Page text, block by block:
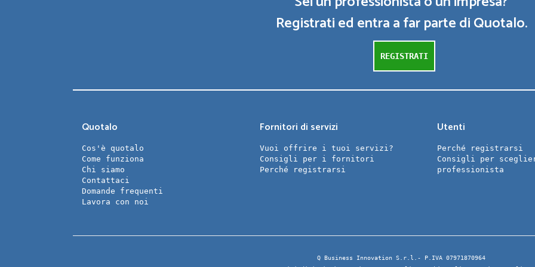
Registrati ed entra a far parte di Quotalo.
REGISTRATI
Quotalo
Cos'è quotalo
Come funziona
Chi siamo
Contattaci
Domande frequenti
Lavora con noi
Fornitori di servizi
Vuoi offrire i tuoi servizi?
Consigli per i fornitori
Perché registrarsi
Utenti
Perché registrarsi
Consigli per
professionista
Q Business Innovation S.r.l.- P.IVA 07971870964